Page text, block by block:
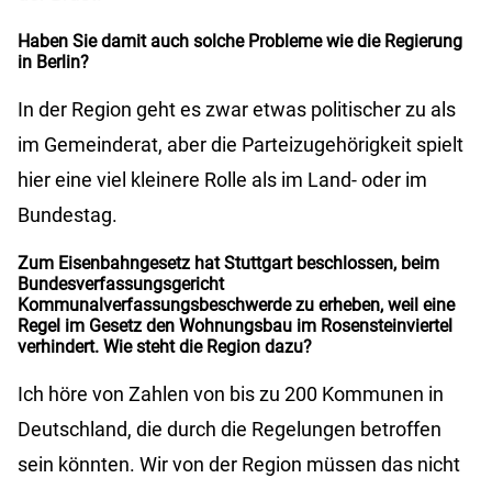
Haben Sie damit auch solche Probleme wie die Regierung
in Berlin?
In der Region geht es zwar etwas politischer zu als
im Gemeinderat, aber die Parteizugehörigkeit spielt
hier eine viel kleinere Rolle als im Land- oder im
Bundestag.
Zum Eisenbahngesetz hat Stuttgart beschlossen, beim
Bundesverfassungsgericht
Kommunalverfassungsbeschwerde zu erheben, weil eine
Regel im Gesetz den Wohnungsbau im Rosensteinviertel
verhindert. Wie steht die Region dazu?
Ich höre von Zahlen von bis zu 200 Kommunen in
Deutschland, die durch die Regelungen betroffen
sein könnten. Wir von der Region müssen das nicht